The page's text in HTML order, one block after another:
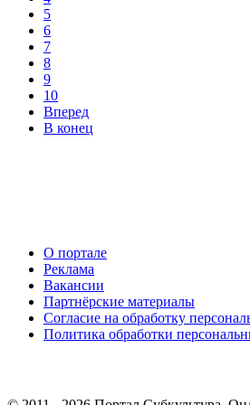
5
6
7
8
9
10
Вперед
В конец
О портале
Реклама
Вакансии
Партнёрские материалы
Согласие на обработку
Политика обработки